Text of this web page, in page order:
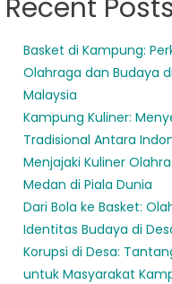
Recent Posts
Basket di Kampung:
Olahraga dan Budaya
Malaysia
Kampung Kuliner:
Tradisional Antara
Menjajaki Kuliner
Medan di Piala Dunia
Dari Bola ke Basket:
Identitas Budaya di
Korupsi di Desa:
untuk Masyarakat